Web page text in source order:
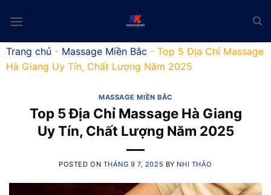
Trang chủ - Massage Miền Bắc - Top 5 Địa Chỉ Massage
Hà Giang Uy Tín, Chất Lượng Năm 2025
MASSAGE MIỀN BẮC
Top 5 Địa Chỉ Massage Hà Giang
Uy Tín, Chất Lượng Năm 2025
POSTED ON THÁNG 9 7, 2025 BY NHI THẢO